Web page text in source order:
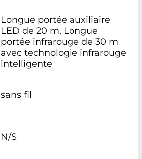
Longue portée auxiliaire
LED de 20 m, Longue
portée infrarouge de 30 m
avec technologie infrarouge
intelligente
sans fil
N/S